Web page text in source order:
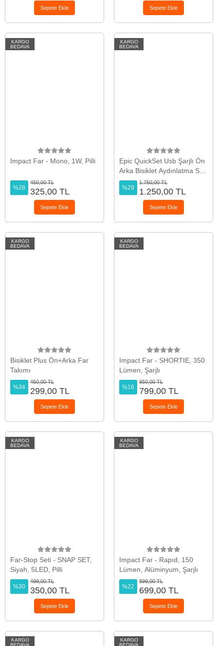
Sepete Ekle Sepete Ekle
KARGO
BEDAVA
Impact Far - Mono, 1W, Pilli
%28
450,00 TL
325,00 TL
Sepete Ekle
KARGO
BEDAVA
Epic QuickSet Usb Şarjlı Ön
Arka Bisiklet Aydınlatma Seti
FST-403
%29
1.750,00 TL
1.250,00 TL
Sepete Ekle
KARGO
BEDAVA
Bisiklet Plus Ön+Arka Far
Takımı
%34
450,00 TL
299,00 TL
Sepete Ekle
KARGO
BEDAVA
Impact Far - SHORTIE, 350
Lümen, Şarjlı
%16
950,00 TL
799,00 TL
Sepete Ekle
KARGO
BEDAVA
Far-Stop Seti - SNAP SET,
Siyah, 5LED, Pilli
%30
499,00 TL
350,00 TL
Sepete Ekle
KARGO
BEDAVA
Impact Far - Rapıd, 150
Lümen, Alüminyum, Şarjlı
%22
899,00 TL
699,00 TL
Sepete Ekle
KARGO
BEDAVA
KARGO
BEDAVA